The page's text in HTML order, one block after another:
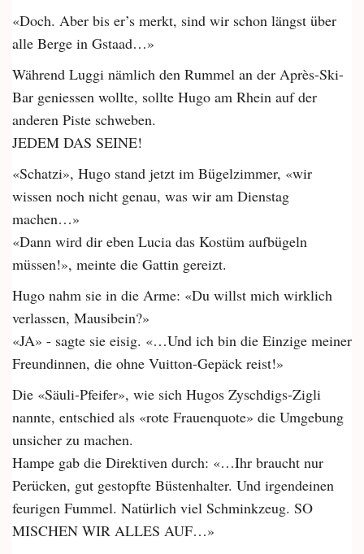
«Doch. Aber bis er’s merkt, sind wir schon längst über
alle Berge in Gstaad…»
Während Luggi nämlich den Rummel an der Après-Ski-
Bar geniessen wollte, sollte Hugo am Rhein auf der
anderen Piste schweben.
JEDEM DAS SEINE!
«Schatzi», Hugo stand jetzt im Bügelzimmer, «wir
wissen noch nicht genau, was wir am Dienstag
machen…»
«Dann wird dir eben Lucia das Kostüm aufbügeln
müssen!», meinte die Gattin gereizt.
Hugo nahm sie in die Arme: «Du willst mich wirklich
verlassen, Mausibein?»
«JA» - sagte sie eisig. «…Und ich bin die Einzige meiner
Freundinnen, die ohne Vuitton-Gepäck reist!»
Die «Säuli-Pfeifer», wie sich Hugos Zyschdigs-Zigli
nannte, entschied als «rote Frauenquote» die Umgebung
unsicher zu machen.
Hampe gab die Direktiven durch: «…Ihr braucht nur
Perücken, gut gestopfte Büstenhalter. Und irgendeinen
feurigen Fummel. Natürlich viel Schminkzeug. SO
MISCHEN WIR ALLES AUF…»